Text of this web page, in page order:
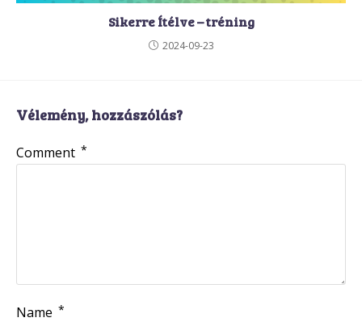
Sikerre Ítélve – tréning
2024-09-23
Vélemény, hozzászólás?
Comment *
Name *